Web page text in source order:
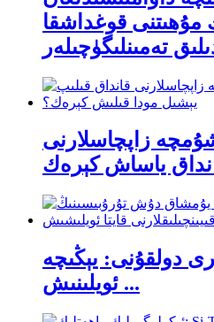
مۇھىتنى قوغداشقا
زاپچاسلارنى
دولقۇنى: يېڭىچە
ئويلىنىش ...